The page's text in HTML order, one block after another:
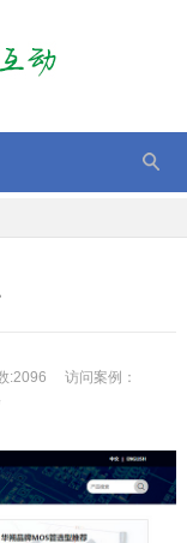
:2096 访问案例：